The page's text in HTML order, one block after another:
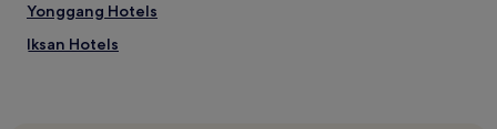
Yonggang Hotels
Iksan Hotels